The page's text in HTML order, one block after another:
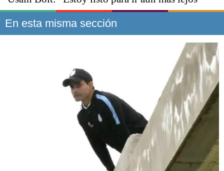
En esta misma sección